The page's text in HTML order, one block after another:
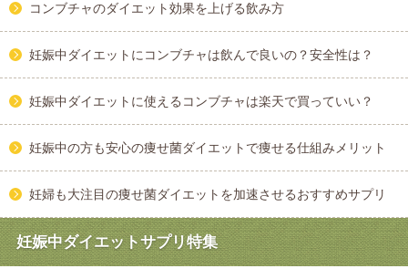
コンブチャのダイエット効果を上げる飲み方
妊娠中ダイエットにコンブチャは飲んで良いの？安全性は？
妊娠中ダイエットに使えるコンブチャは楽天で買っていい？
妊娠中の方も安心の痩せ菌ダイエットで痩せる仕組みメリット
妊婦も大注目の痩せ菌ダイエットを加速させるおすすめサプリ
妊娠中ダイエットサプリ特集